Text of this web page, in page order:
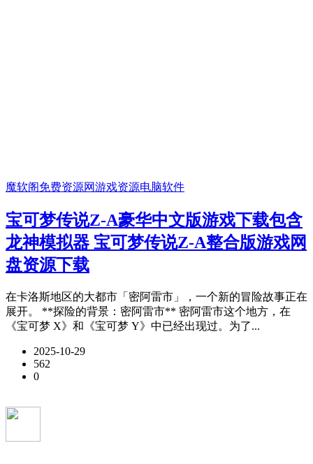
魔软阁免费资源网游戏资源电脑软件
宝可梦传说Z-A豪华中文版游戏下载包含
龙神模拟器 宝可梦传说Z-A整合版游戏网
盘资源下载
在卡洛斯地区的大都市「密阿雷市」，一个新的冒险故事正在
展开。 **探险的背景：密阿雷市** 密阿雷市这个地方，在
《宝可梦 X》和《宝可梦 Y》中已经出现过。为了...
2025-10-29
562
0